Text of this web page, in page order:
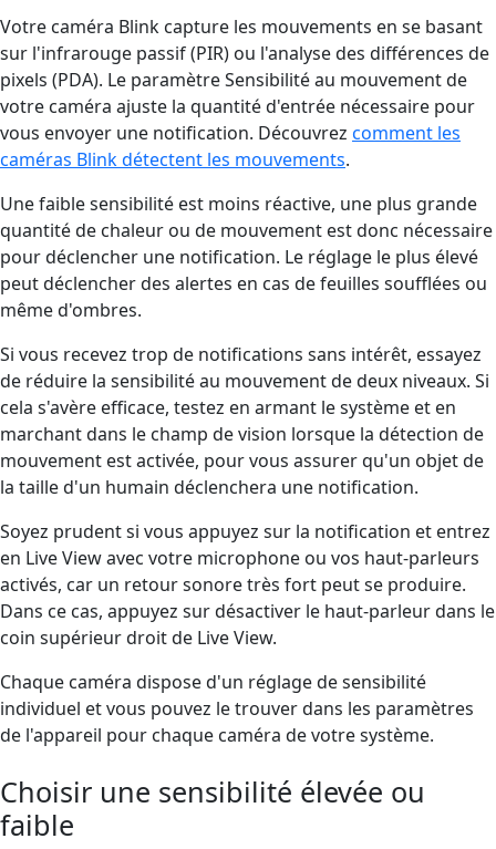
Votre caméra Blink capture les mouvements en se basant
sur l'infrarouge passif (PIR) ou l'analyse des différences de
pixels (PDA). Le paramètre Sensibilité au mouvement de
votre caméra ajuste la quantité d'entrée nécessaire pour
vous envoyer une notification. Découvrez comment les
caméras Blink détectent les mouvements.
Une faible sensibilité est moins réactive, une plus grande
quantité de chaleur ou de mouvement est donc nécessaire
pour déclencher une notification. Le réglage le plus élevé
peut déclencher des alertes en cas de feuilles soufflées ou
même d'ombres.
Si vous recevez trop de notifications sans intérêt, essayez
de réduire la sensibilité au mouvement de deux niveaux. Si
cela s'avère efficace, testez en armant le système et en
marchant dans le champ de vision lorsque la détection de
mouvement est activée, pour vous assurer qu'un objet de
la taille d'un humain déclenchera une notification.
Soyez prudent si vous appuyez sur la notification et entrez
en Live View avec votre microphone ou vos haut-parleurs
activés, car un retour sonore très fort peut se produire.
Dans ce cas, appuyez sur désactiver le haut-parleur dans le
coin supérieur droit de Live View.
Chaque caméra dispose d'un réglage de sensibilité
individuel et vous pouvez le trouver dans les paramètres
de l'appareil pour chaque caméra de votre système.
Choisir une sensibilité élevée ou
faible